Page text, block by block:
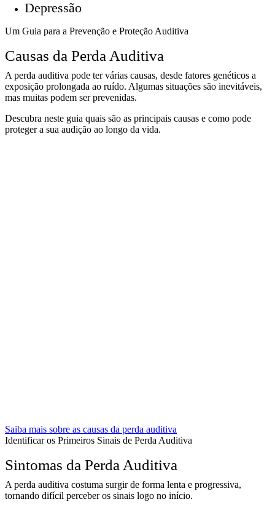
Depressão
Um Guia para a Prevenção e Proteção Auditiva
Causas da Perda Auditiva
A perda auditiva pode ter várias causas, desde fatores genéticos a
exposição prolongada ao ruído. Algumas situações são inevitáveis,
mas muitas podem ser prevenidas.
Descubra neste guia quais são as principais causas e como pode
proteger a sua audição ao longo da vida.
Saiba mais sobre as causas da perda auditiva
Identificar os Primeiros Sinais de Perda Auditiva
Sintomas da Perda Auditiva
A perda auditiva costuma surgir de forma lenta e progressiva,
tornando difícil perceber os sinais logo no início.